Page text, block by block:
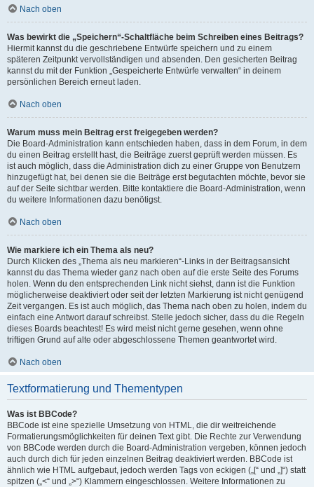
Nach oben
Was bewirkt die „Speichern“-Schaltfläche beim Schreiben eines Beitrags?
Hiermit kannst du die geschriebene Entwürfe speichern und zu einem
späteren Zeitpunkt vervollständigen und absenden. Den gesicherten Beitrag
kannst du mit der Funktion „Gespeicherte Entwürfe verwalten“ in deinem
persönlichen Bereich erneut laden.
Nach oben
Warum muss mein Beitrag erst freigegeben werden?
Die Board-Administration kann entschieden haben, dass in dem Forum, in dem
du einen Beitrag erstellt hast, die Beiträge zuerst geprüft werden müssen. Es
ist auch möglich, dass die Administration dich zu einer Gruppe von Benutzern
hinzugefügt hat, bei denen sie die Beiträge erst begutachten möchte, bevor sie
auf der Seite sichtbar werden. Bitte kontaktiere die Board-Administration, wenn
du weitere Informationen dazu benötigst.
Nach oben
Wie markiere ich ein Thema als neu?
Durch Klicken des „Thema als neu markieren“-Links in der Beitragsansicht
kannst du das Thema wieder ganz nach oben auf die erste Seite des Forums
holen. Wenn du den entsprechenden Link nicht siehst, dann ist die Funktion
möglicherweise deaktiviert oder seit der letzten Markierung ist nicht genügend
Zeit vergangen. Es ist auch möglich, das Thema nach oben zu holen, indem du
einfach eine Antwort darauf schreibst. Stelle jedoch sicher, dass du die Regeln
dieses Boards beachtest! Es wird meist nicht gerne gesehen, wenn ohne
triftigen Grund auf alte oder abgeschlossene Themen geantwortet wird.
Nach oben
Textformatierung und Thementypen
Was ist BBCode?
BBCode ist eine spezielle Umsetzung von HTML, die dir weitreichende
Formatierungsmöglichkeiten für deinen Text gibt. Die Rechte zur Verwendung
von BBCode werden durch die Board-Administration vergeben, können jedoch
auch durch dich für jeden einzelnen Beitrag deaktiviert werden. BBCode ist
ähnlich wie HTML aufgebaut, jedoch werden Tags von eckigen („[“ und „]“) statt
spitzen („<“ und „>“) Klammern eingeschlossen. Weitere Informationen zu